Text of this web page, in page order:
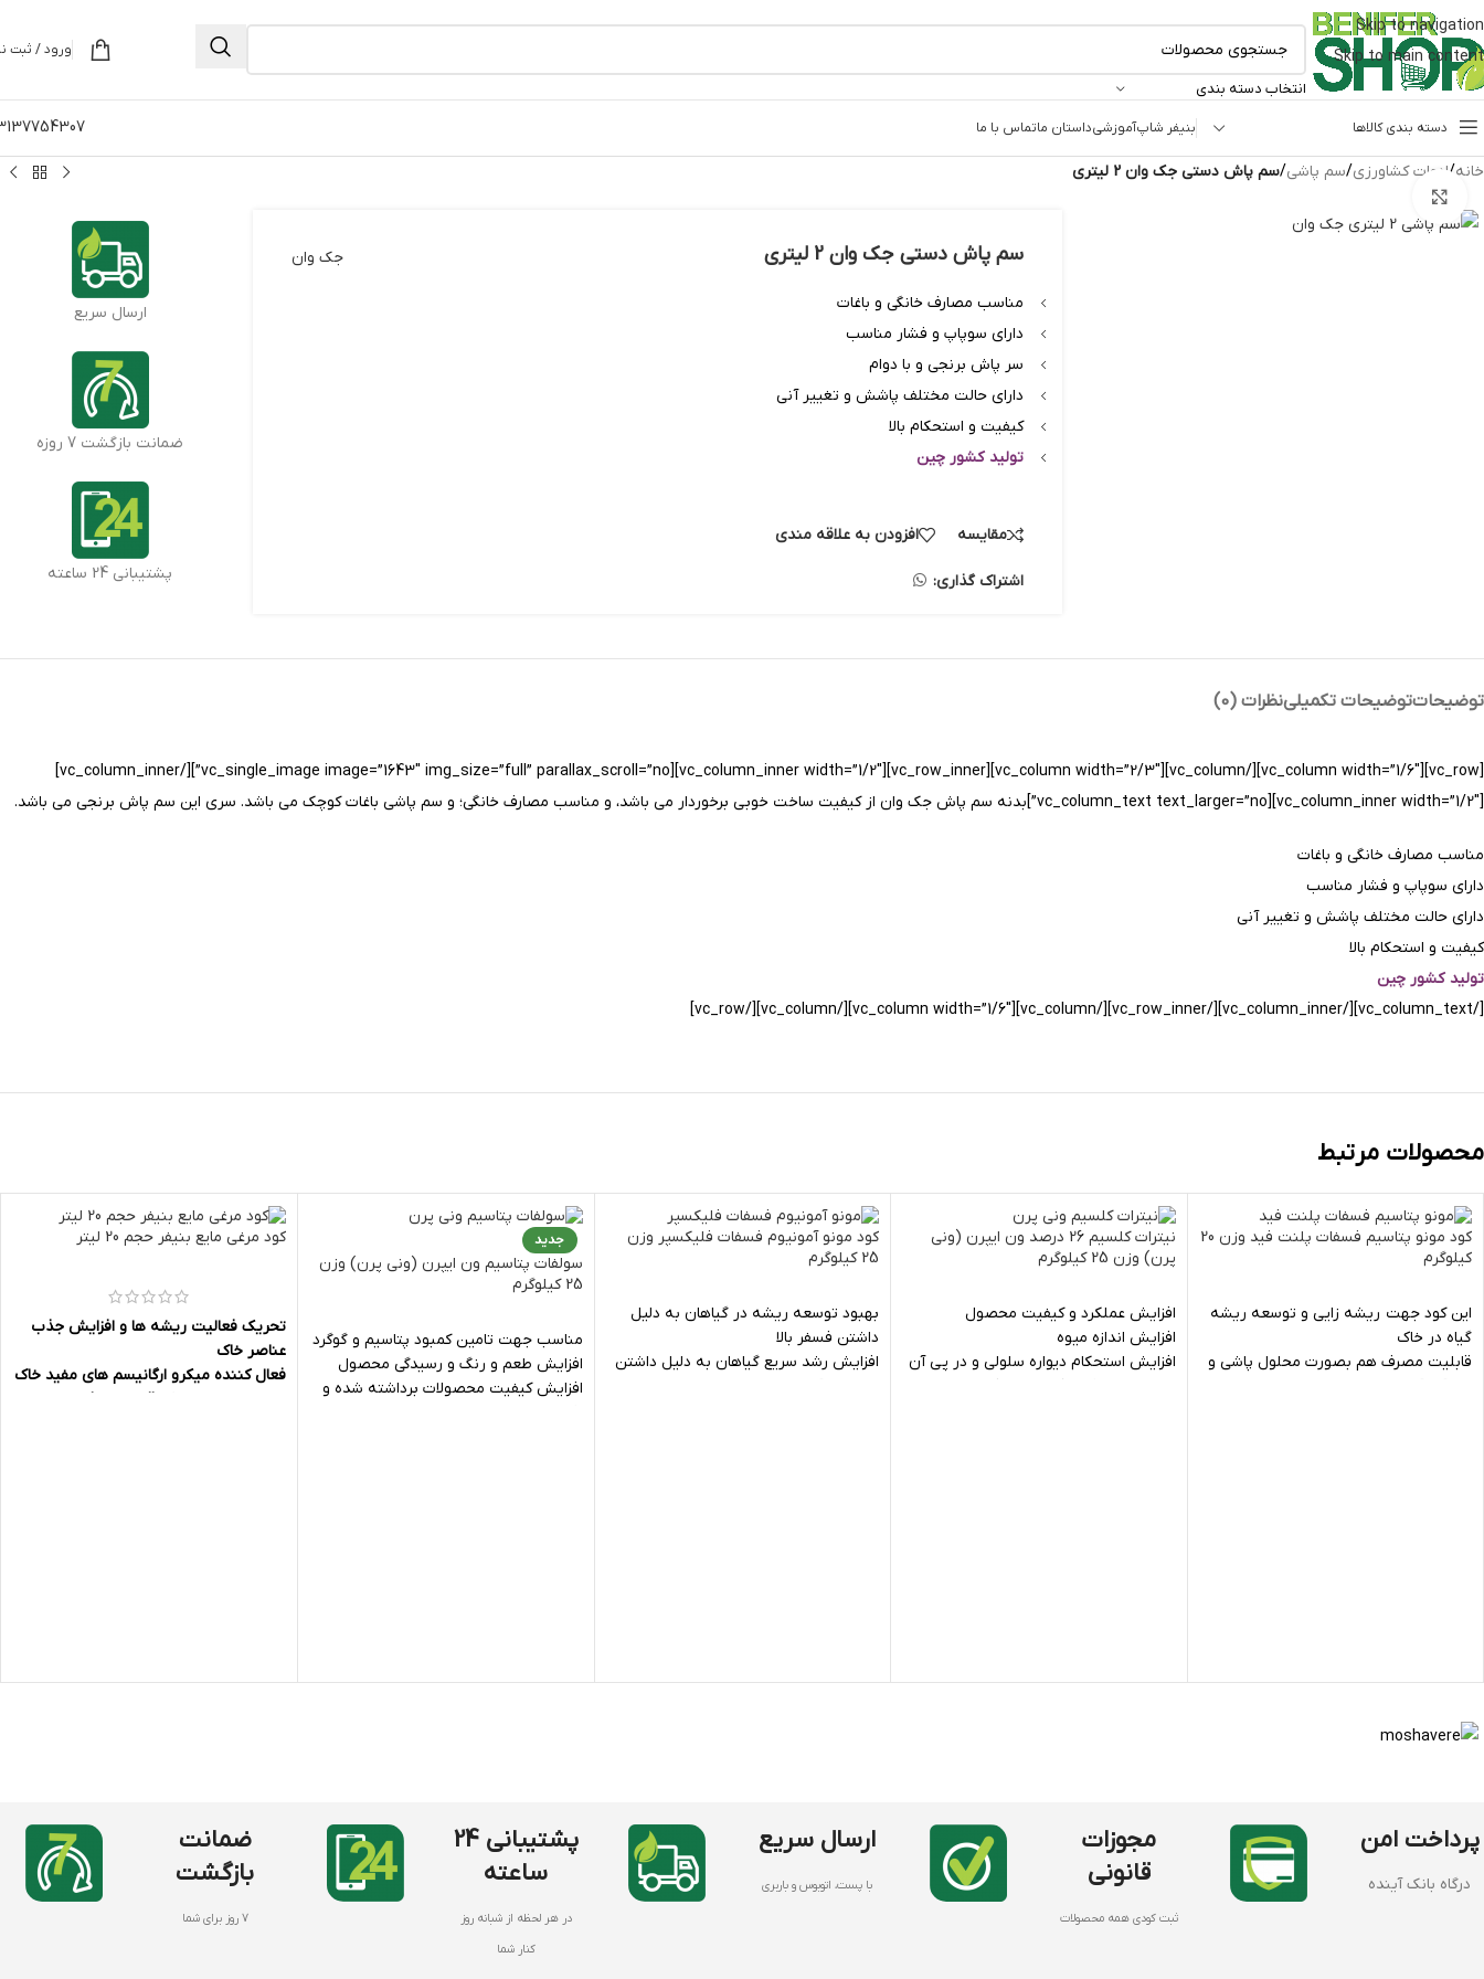
Skip to navigation
Skip to main content
انتخاب دسته بندی
ورود / ثبت
دسته بندی کالاها بنیفر شاپآموزشیداستان ماتماس با ما
خانه/ادوات کشاورزی/سم پاشی/سم پاش دستی جک وان 2 لیتری
جک وان سم پاش دستی جک وان 2 لیتری
مناسب مصارف خانگی و باغات
دارای سوپاپ و فشار مناسب
سر پاش برنجی و با دوام
دارای حالت مختلف پاشش و تغییر آنی
کیفیت و استحکام بالا
تولید کشور چین
مقایسه افزودن به علاقه مندی
اشتراک گذاری:
ارسال سریع
ضمانت بازگشت 7 روزه
پشتیبانی 24 ساعته
توضیحاتتوضیحات تکمیلینظرات (0)
[vc_row][vc_column width=”1/6″][/vc_column][vc_column width=”2/3″][vc_row_inner][vc_column_inner width=”1/2″][vc_single_image image=”1643″ img_size=”full” parallax_scroll=”no”][/vc_column_inner]
[vc_column_inner width=”1/2″][vc_column_text text_larger=”no”]بدنه سم پاش جک وان از کیفیت ساخت خوبی برخوردار می باشد، و مناسب مصارف خانگی؛ و سم پاشی باغات کوچک می باشد. سری این سم پاش برنجی می باشد.
مناسب مصارف خانگی و باغات
دارای سوپاپ و فشار مناسب
دارای حالت مختلف پاشش و تغییر آنی
کیفیت و استحکام بالا
تولید کشور چین
[/vc_column_text][/vc_column_inner][/vc_row_inner][/vc_column][vc_column width=”1/6″][/vc_column][/vc_row]
محصولات مرتبط
کود مونو پتاسیم فسفات پلنت فید وزن 20
کیلوگرم
این کود جهت ریشه زایی و توسعه ریشه
گیاه در خاك
قابلیت مصرف هم بصورت محلول پاشی و
نیترات کلسیم 26 درصد ون ایپرن (ونی
پرن) وزن 25 کیلوگرم
افزایش عملکرد و کیفیت محصول
افزایش اندازه میوه
افزایش استحکام دیواره سلولی و در پی آن
استحکام شاخ و برگ و میوه گیاهان
کود مونو آمونیوم فسفات فلیکسپر وزن
25 کیلوگرم
بهبود توسعه ریشه در گیاهان به دلیل
داشتن فسفر بالا
افزایش رشد سریع گیاهان به دلیل داشتن
جدید
سولفات پتاسیم ون ایپرن (ونی پرن) وزن
25 کیلوگرم
مناسب جهت تامین کمبود پتاسیم و گوگرد
افزایش طعم و رنگ و رسیدگی محصول
افزایش کیفیت محصولات برداشته شده و
کود مرغی مایع بنیفر حجم 20 لیتر
تحریک فعالیت ریشه ها و افزایش جذب
عناصر خاک
فعال کننده میکرو ارگانیسم های مفید خاک
اصلاح اسیدیته خاک قابل مصرف برای تمام
پرداخت امن
درگاه بانک آینده
مجوزات
قانونی
ثبت کودی همه محصولات
ارسال سریع
با پست، اتوبوس و باربری
پشتیبانی 24
ساعته
در هر لحظه از شبانه روز
کنار شما
ضمانت
بازگشت
7 روز برای شما